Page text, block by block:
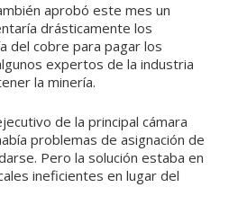
aprobó este mes un
drásticamente los
del cobre para pagar los
expertos de la industria
la minería.
de la principal cámara
problemas de asignación de
Pero la solución estaba en
ineficientes en lugar del